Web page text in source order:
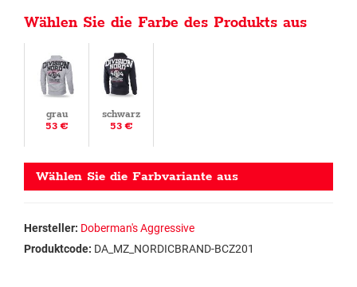
Wählen Sie die Farbe des Produkts aus
grau
53 €
schwarz
53 €
Wählen Sie die Farbvariante aus
Hersteller: Doberman's Aggressive
Produktcode: DA_MZ_NORDICBRAND-BCZ201